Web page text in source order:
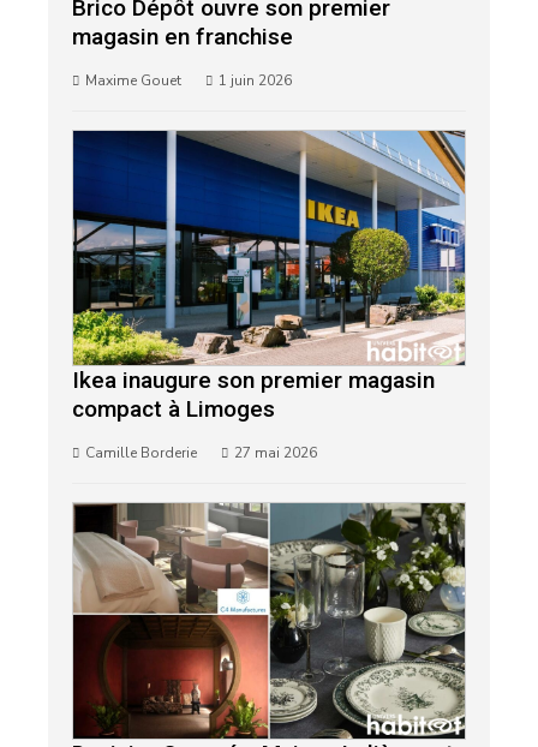
Brico Dépôt ouvre son premier
magasin en franchise
Maxime Gouet 1 juin 2026
Ikea inaugure son premier magasin
compact à Limoges
Camille Borderie 27 mai 2026